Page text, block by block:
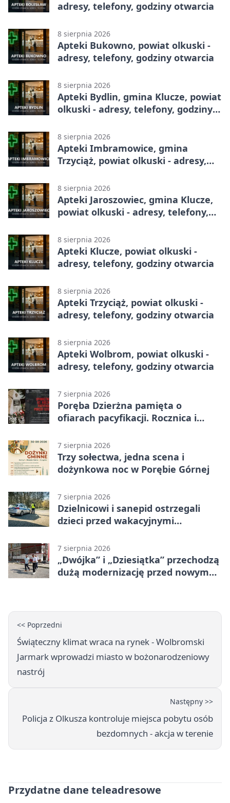
adresy, telefony, godziny otwarcia
8 sierpnia 2026
Apteki Bukowno, powiat olkuski -
adresy, telefony, godziny otwarcia
8 sierpnia 2026
Apteki Bydlin, gmina Klucze, powiat
olkuski - adresy, telefony, godziny
8 sierpnia 2026
Apteki Imbramowice, gmina
Trzyciąż, powiat olkuski - adresy,
8 sierpnia 2026
Apteki Jaroszowiec, gmina Klucze,
powiat olkuski - adresy, telefony,
8 sierpnia 2026
Apteki Klucze, powiat olkuski -
adresy, telefony, godziny otwarcia
8 sierpnia 2026
Apteki Trzyciąż, powiat olkuski -
adresy, telefony, godziny otwarcia
8 sierpnia 2026
Apteki Wolbrom, powiat olkuski -
adresy, telefony, godziny otwarcia
7 sierpnia 2026
Poręba Dzierżna pamięta o
ofiarach pacyfikacji. Rocznica i
7 sierpnia 2026
Trzy sołectwa, jedna scena i
dożynkowa noc w Porębie Górnej
7 sierpnia 2026
Dzielnicowi i sanepid ostrzegali
dzieci przed wakacyjnymi
7 sierpnia 2026
„Dwójka” i „Dziesiątka” przechodzą
dużą modernizację przed nowym
<< Poprzedni
Świąteczny klimat wraca na rynek - Wolbromski
Jarmark wprowadzi miasto w bożonarodzeniowy
nastrój
Następny >>
Policja z Olkusza kontroluje miejsca pobytu osób
bezdomnych - akcja w terenie
Przydatne dane teleadresowe